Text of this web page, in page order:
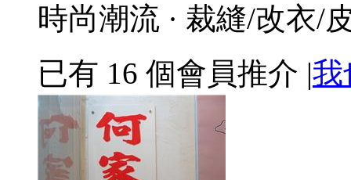
時尚潮流 · 裁縫/改衣/
已有 16 個會員推介 |我